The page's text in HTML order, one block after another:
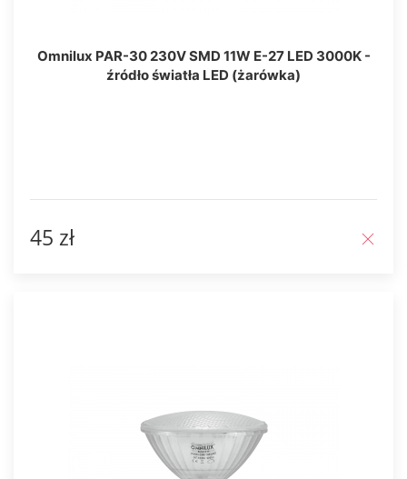
Omnilux PAR-30 230V SMD 11W E-27 LED 3000K -
źródło światła LED (żarówka)
45 zł